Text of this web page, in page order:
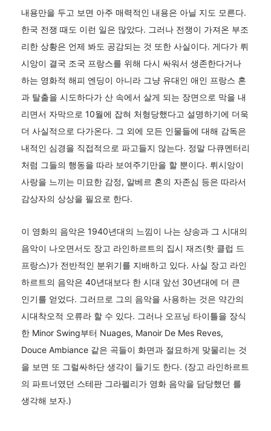
내용만을 두고 보면 아주 매력적인 내용은 아닐 지도 모른다.
한국 전쟁 때도 이런 일은 많았다. 그러나 전쟁이 가져온 부조
리한 상황은 언제 봐도 공감되는 것 또한 사실이다. 게다가 뤼
시앙이 결국 조국 프랑스를 위해 다시 싸워서 생존한다거나
하는 영화적 해피 엔딩이 아니라 그냥 유대인 애인 프랑스 혼
과 탈출을 시도하다가 산 속에서 살게 되는 장면으로 막을 내
리면서 자막으로 10월에 잡혀 처형당했다고 설명하기에 더욱
더 사실적으로 다가온다. 그 외에 모든 인물들에 대해 감독은
내적인 심경을 직접적으로 파고들지 않는다. 정말 다큐멘터리
처럼 그들의 행동을 따라 보여주기만을 할 뿐이다. 뤼시앙이
사랑을 느끼는 미묘한 감정, 알베르 혼의 자존심 등은 따라서
감상자의 상상을 필요로 한다.
이 영화의 음악은 1940년대의 느낌이 나는 샹송과 그 시대의
음악이 나오면서도 장고 라인하르트의 집시 재즈(핫 클럽 드
프랑스)가 전반적인 분위기를 지배하고 있다. 사실 장고 라인
하르트의 음악은 40년대보다 한 시대 앞선 30년대에 더 큰
인기를 얻었다. 그러므로 그의 음악을 사용하는 것은 약간의
시대착오적 오류라 할 수 있다. 그러나 오프닝 타이틀을 장식
한 Minor Swing부터 Nuages, Manoir De Mes Reves,
Douce Ambiance 같은 곡들이 화면과 절묘하게 맞물리는 것
을 보면 또 그럴싸하단 생각이 들기도 한다. (장고 라인하르트
의 파트너였던 스테판 그라펠리가 영화 음악을 담당했던 를
생각해 보자.)